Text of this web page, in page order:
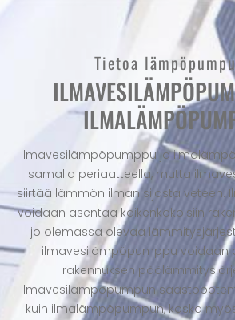
Tietoa
Ilmavesilämpöpumppu ja
samalla periaatteella, mutta
siirtää lämmön ilman sijasta veteen.
voidaan asentaa kaikenkokoisiin
jo olemassa olevaa
ilmavesilämpöpumppu voidaan
rakennuksen
Ilmavesilämpöpumpun
kuin ilmalämpöpumpun, koska